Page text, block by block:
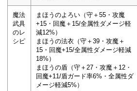
魔法
武具
のレ
シピ
まほうのよろい（守＋55・攻魔
+15・回魔＋15/全属性ダメージ軽
減12%）
まほうの法衣（守＋39・攻魔＋
15・回魔+15/全属性ダメージ軽減
18%）
まほうの盾（守＋27・攻魔＋12・
回魔+11/盾ガード率6%・全属性ダ
メージ軽減5%）